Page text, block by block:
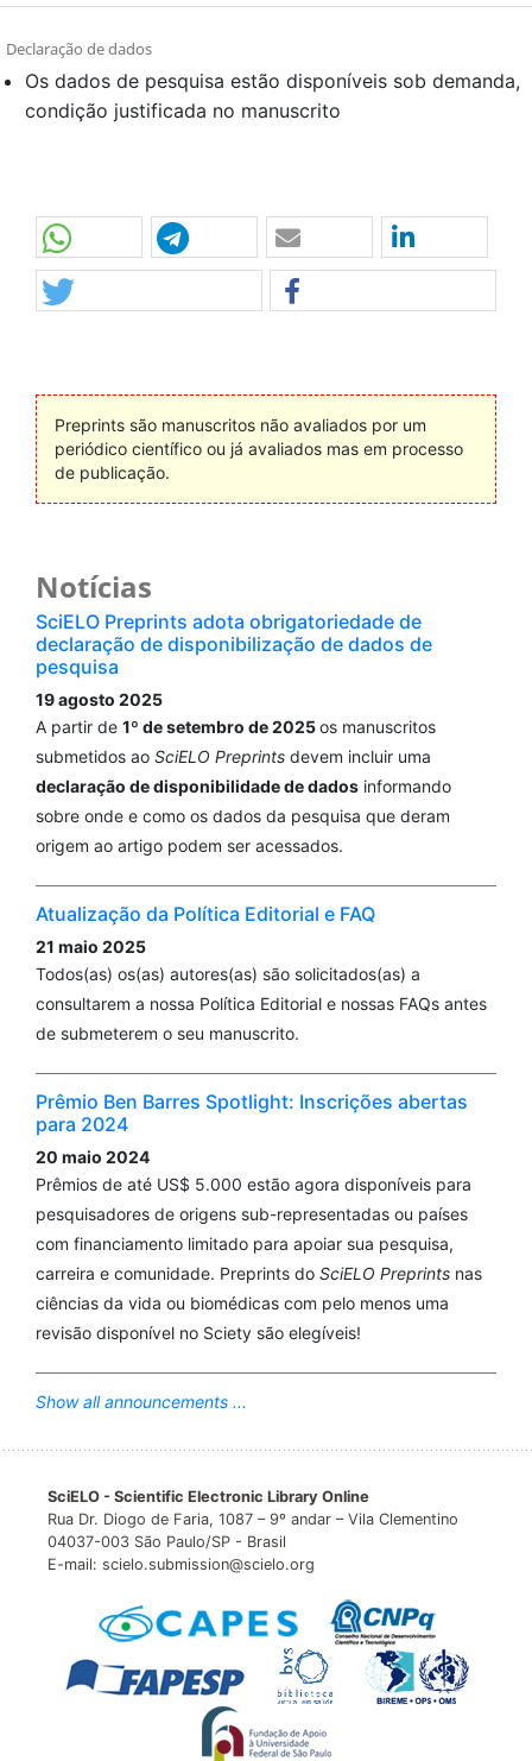
Declaração de dados
Os dados de pesquisa estão disponíveis sob demanda,
condição justificada no manuscrito
Preprints são manuscritos não avaliados por um
periódico científico ou já avaliados mas em processo
de publicação.
Notícias
SciELO Preprints adota obrigatoriedade de
declaração de disponibilização de dados de
pesquisa
19 agosto 2025
A partir de 1º de setembro de 2025os manuscritos
submetidos ao SciELO Preprints devem incluir uma
declaração de disponibilidade de dados informando
sobre onde e como os dados da pesquisa que deram
origem ao artigo podem ser acessados.
Atualização da Política Editorial e FAQ
21 maio 2025
Todos(as) os(as) autores(as) são solicitados(as) a
consultarem a nossa Política Editorial e nossas FAQs antes
de submeterem o seu manuscrito.
Prêmio Ben Barres Spotlight: Inscrições abertas
para 2024
20 maio 2024
Prêmios de até US$ 5.000 estão agora disponíveis para
pesquisadores de origens sub-representadas ou países
com financiamento limitado para apoiar sua pesquisa,
carreira e comunidade. Preprints do SciELO Preprints nas
ciências da vida ou biomédicas com pelo menos uma
revisão disponível no Sciety são elegíveis!
Show all announcements ...
SciELO - Scientific Electronic Library Online
Rua Dr. Diogo de Faria, 1087 – 9º andar – Vila Clementino
04037-003 São Paulo/SP - Brasil
E-mail: scielo.submission@scielo.org